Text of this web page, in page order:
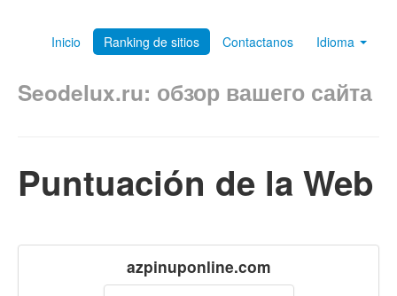
Inicio Ranking de sitios Contactanos Idioma
Seodelux.ru: обзор вашего сайта
Puntuación de la Web
azpinuponline.com